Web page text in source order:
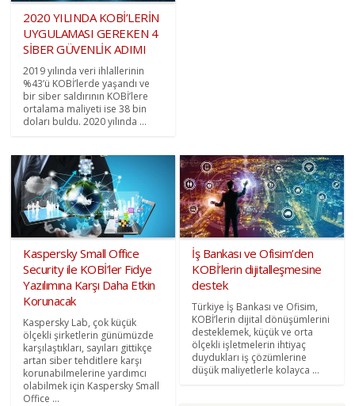
2020 YILINDA KOBİ’LERİN
UYGULAMASI GEREKEN 4
SİBER GÜVENLİK ADIMI
2019 yılında veri ihlallerinin
%43’ü KOBİ’lerde yaşandı ve
bir siber saldırının KOBİ’lere
ortalama maliyeti ise 38 bin
doları buldu. 2020 yılında ...
Kaspersky Small Office
Security ile KOBİ’ler Fidye
Yazılımına Karşı Daha Etkin
Korunacak
Kaspersky Lab, çok küçük
ölçekli şirketlerin günümüzde
karşılaştıkları, sayıları gittikçe
artan siber tehditlere karşı
korunabilmelerine yardımcı
olabilmek için Kaspersky Small
Office ...
İş Bankası ve Ofisim’den
KOBİ’lerin dijitalleşmesine
destek
Türkiye İş Bankası ve Ofisim,
KOBİ’lerin dijital dönüşümlerini
desteklemek, küçük ve orta
ölçekli işletmelerin ihtiyaç
duydukları iş çözümlerine
düşük maliyetlerle kolayca ...